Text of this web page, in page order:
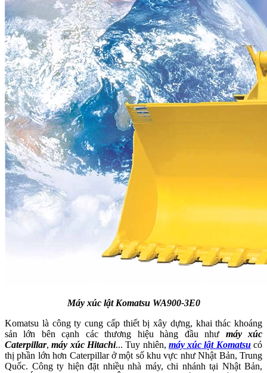
Máy xúc lật Komatsu WA900-3E0
Komatsu là công ty cung cấp thiết bị xây dựng, khai thác khoáng
sản lớn bên cạnh các thương hiệu hàng đầu như máy xúc
Caterpillar,máy xúc Hitachi... Tuy nhiên, máy xúc lật Komatsucó
thị phần lớn hơn Caterpillar ở một số khu vực như Nhật Bản, Trung
Quốc. Công ty hiện đặt nhiều nhà máy, chi nhánh tại Nhật Bản,